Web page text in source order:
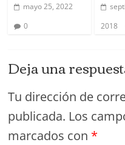
mayo 25, 2022
0
2018
Deja una
Tu dirección de
publicada. Los
marcados con *